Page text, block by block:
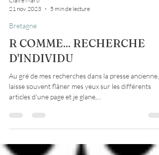
21 nov. 2023
Bretagne
R COMME... RECHERCHE
D'INDIVIDU
Au gré de mes recherches dans la presse ancienne,
laisse souvent flâner mes yeux sur les différents
articles d'une page et je glane,...